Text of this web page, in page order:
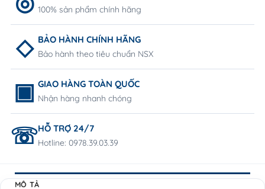
100% sản phẩm chính hãng
BẢO HÀNH CHÍNH HÃNG
Bảo hành theo tiêu chuẩn NSX
GIAO HÀNG TOÀN QUỐC
Nhận hàng nhanh chóng
HỖ TRỢ 24/7
Hotline: 0978.39.03.39
MÔ TẢ